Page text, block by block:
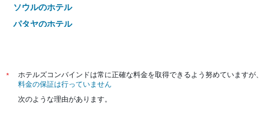
ソウルのホテル
パタヤのホテル
*
ホテルズコンバインドは常に正確な料金を取得できるよう努めていますが、
料金の保証は行っていません
次のような理由があります。